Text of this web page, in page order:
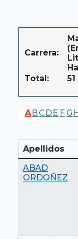
Carrera:
Total:
51
ABC DE F G
Apellidos
ABAD
ORDOÑEZ